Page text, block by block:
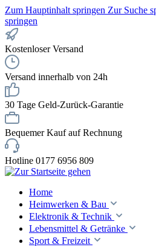
Zum Hauptinhalt springen Zur Suche
springen
Kostenloser Versand
Versand innerhalb von 24h
30 Tage Geld-Zurück-Garantie
Bequemer Kauf auf Rechnung
Hotline 0177 6956 809
Home
Heimwerken & Bau
Elektronik & Technik
Lebensmittel & Getränke
Sport & Freizeit